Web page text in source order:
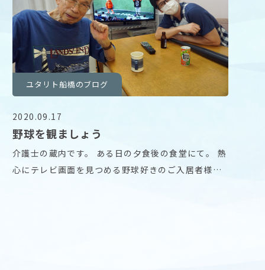
ユタリト船橋のブログ
2020.09.17
野球を観ましょう
介護士の蔵内です。 ある日の夕食後の食堂にて。 熱
心にテレビ画面を見つめる野球好きのご入居者様と